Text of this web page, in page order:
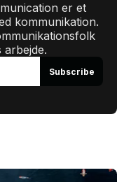
er et
kommunikation.
Subscribe